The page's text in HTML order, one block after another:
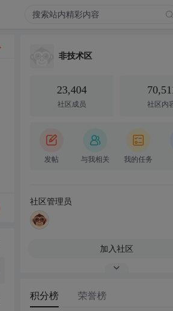
非技术区
23,404
社区成员 社区内
发帖 与我相关 我的任务
社区管理员
加入社区
积分榜 荣誉榜